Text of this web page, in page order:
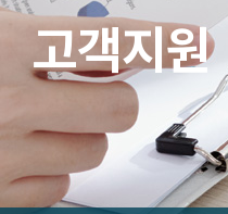
고객지원